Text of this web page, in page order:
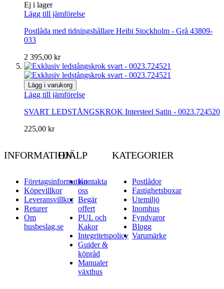
Ej i lager
Lägg till jämförelse
Postlåda med tidningshållare Heibi Stockholm - Grå 43809-
033
2 395,00 kr
Lägg i varukorg
Lägg till jämförelse
SVART LEDSTÅNGSKROK Intersteel Satin - 0023.724520
225,00 kr
INFORMATION
Företagsinformation
Köpevillkor
Leveransvillkor
Returer
Om
husbeslag.se
HJÄLP
Kontakta
oss
Begär
offert
PUL och
Kakor
Integritetspolicy
Guider &
köpråd
Manualer
växthus
KATEGORIER
Postlådor
Fastighetsboxar
Utemiljö
Inomhus
Fyndvaror
Blogg
Varumärke